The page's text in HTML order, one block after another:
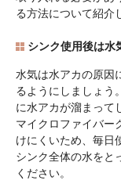
る方法について紹介
シンク使用後は水
水気は水アカの原因
るようにしましょう
に水アカが溜まって
マイクロファイバー
けにくいため、毎日
シンク全体の水をと
ください。